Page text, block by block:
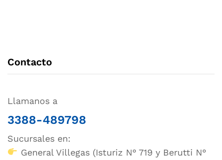
Contacto
Llamanos a
3388-489798
Sucursales en:
General Villegas (Isturiz N° 719 y Berutti N°